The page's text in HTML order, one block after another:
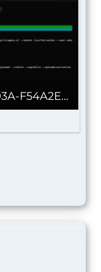
94D04C54-18A7-4DDD-803A-F54A2E6E6B42.jpeg